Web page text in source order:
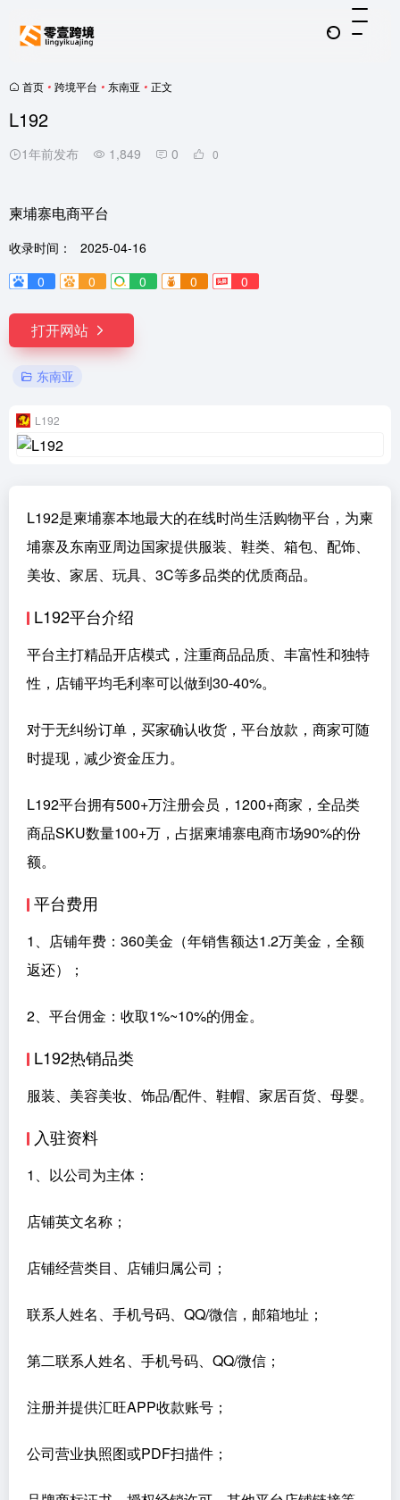
首页 • 跨境平台 • 东南亚 • 正文
L192
1年前发布 1,849 0 0
柬埔寨电商平台
收录时间：
2025-04-16
0
0 0 0 0
打开网站
东南亚
L192
L192是柬埔寨本地最大的在线时尚生活购物平台，为柬
埔寨及东南亚周边国家提供服装、鞋类、箱包、配饰、
美妆、家居、玩具、3C等多品类的优质商品。
L192平台介绍
平台主打精品开店模式，注重商品品质、丰富性和独特
性，店铺平均毛利率可以做到30-40%。
对于无纠纷订单，买家确认收货，平台放款，商家可随
时提现，减少资金压力。
L192平台拥有500+万注册会员，1200+商家，全品类
商品SKU数量100+万，占据柬埔寨电商市场90%的份
额。
平台费用
1、店铺年费：360美金（年销售额达1.2万美金，全额
返还）；
2、平台佣金：收取1%~10%的佣金。
L192热销品类
服装、美容美妆、饰品/配件、鞋帽、家居百货、母婴。
入驻资料
1、以公司为主体：
店铺英文名称；
店铺经营类目、店铺归属公司；
联系人姓名、手机号码、QQ/微信，邮箱地址；
第二联系人姓名、手机号码、QQ/微信；
注册并提供汇旺APP收款账号；
公司营业执照图或PDF扫描件；